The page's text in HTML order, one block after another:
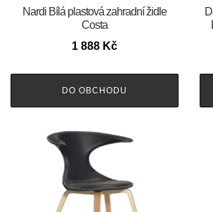
Nardi Bílá plastová zahradní židle
Costa
1 888 Kč
DO OBCHODU